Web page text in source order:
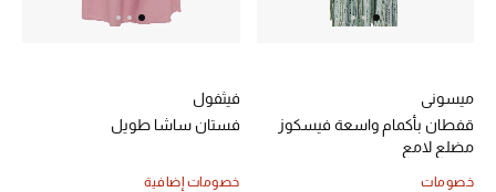
تشكيلة المناسبات للنساء
الحب للمحلي
ميسوني
قفطان بأكمام واسعة فيسكوز
مضلع لامع
خصومات
فيثفول
فستان ساشا طويل
خصومات إضافية